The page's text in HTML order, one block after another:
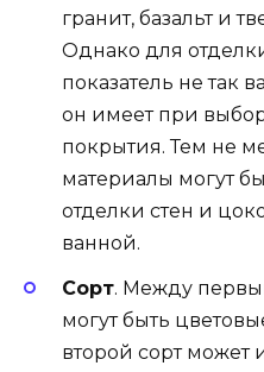
гранит, базальт и
Однако для
показатель не так
он имеет при
покрытия. Тем не
материалы могут
отделки стен и
ванной.
Сорт. Между
могут быть
второй сорт может